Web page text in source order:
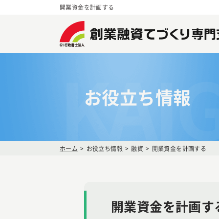
開業資金を計画する
お役立ち情報
ホーム お役立ち情報 融資 開業資金を計画する
開業資金を計画す